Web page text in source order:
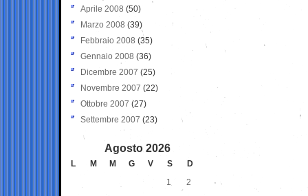
Aprile 2008 (50)
Marzo 2008 (39)
Febbraio 2008 (35)
Gennaio 2008 (36)
Dicembre 2007 (25)
Novembre 2007 (22)
Ottobre 2007 (27)
Settembre 2007 (23)
Agosto 2026
L M M G V S
D
1
2